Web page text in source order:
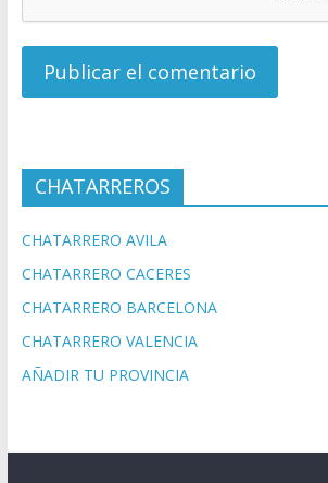
CHATARREROS
CHATARRERO AVILA
CHATARRERO CACERES
CHATARRERO BARCELONA
CHATARRERO VALENCIA
AÑADIR TU PROVINCIA